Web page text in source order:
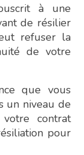
à une
de résilier
refuser la
de votre
que vous
un niveau de
contrat
pour